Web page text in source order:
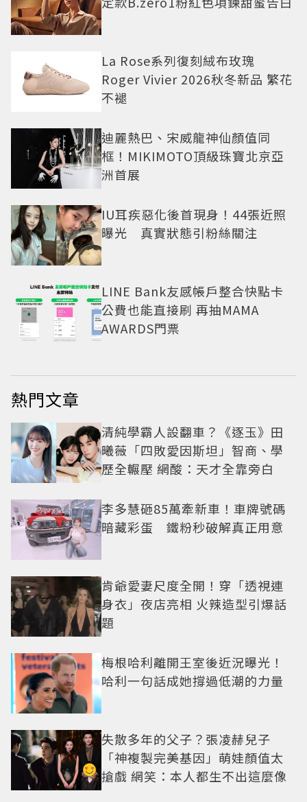
La Rose系列復刻絨布玫瑰
Roger Vivier 2026秋冬新品 繁花
不褪
迪麗熱巴、宋威龍神仙顏值同
框！MIKIMOTO頂級珠寶北京亞
洲首展
IU耳疾惡化後首現身！44張近照
曝光 真實狀態引粉絲關注
LINE Bank友感帳戶整合快點卡
公費也能直接刷 再抽MAMA
AWARDS門票
熱門文章
清純學霸人設翻車？《逐玉》田
曦薇「四敗愛因斯坦」智商、學
歷全輾壓 網酸：天才全靠旁白
李多慧砸85萬牽新車！車牌號碼
暗藏彩蛋 鐵粉秒破解真正用意
肯爺愛妻尺度全開！穿「透視連
身衣」夜店亮相 火辣造型引爆話
題
梅根哈利離開王室後近況曝光！
哈利一句話成她撐過低潮的力量
失散多年的父子？張凌赫兒子
「神複製完美基因」萌娃顏值太
搶戲 網笑：本人都生不出這麼像